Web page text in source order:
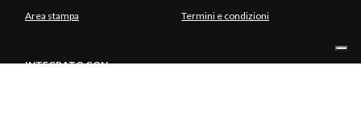
Area stampa Termini e condizioni
INTEGRATO CON